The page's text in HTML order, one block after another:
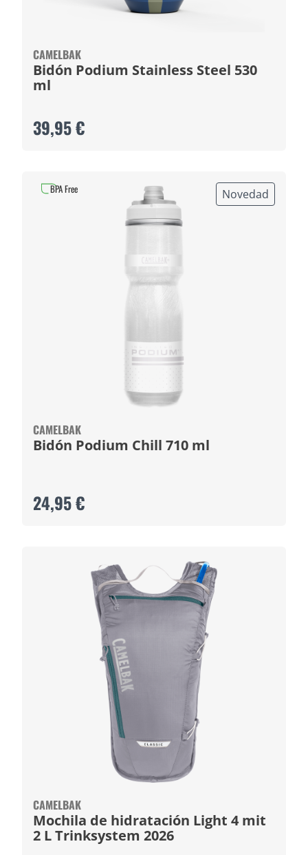
CAMELBAK
Bidón Podium Stainless Steel 530
ml
39,95 €
Novedad
CAMELBAK
Bidón Podium Chill 710 ml
24,95 €
BPA Free
CAMELBAK
Mochila de hidratación Light 4 mit
2 L Trinksystem 2026